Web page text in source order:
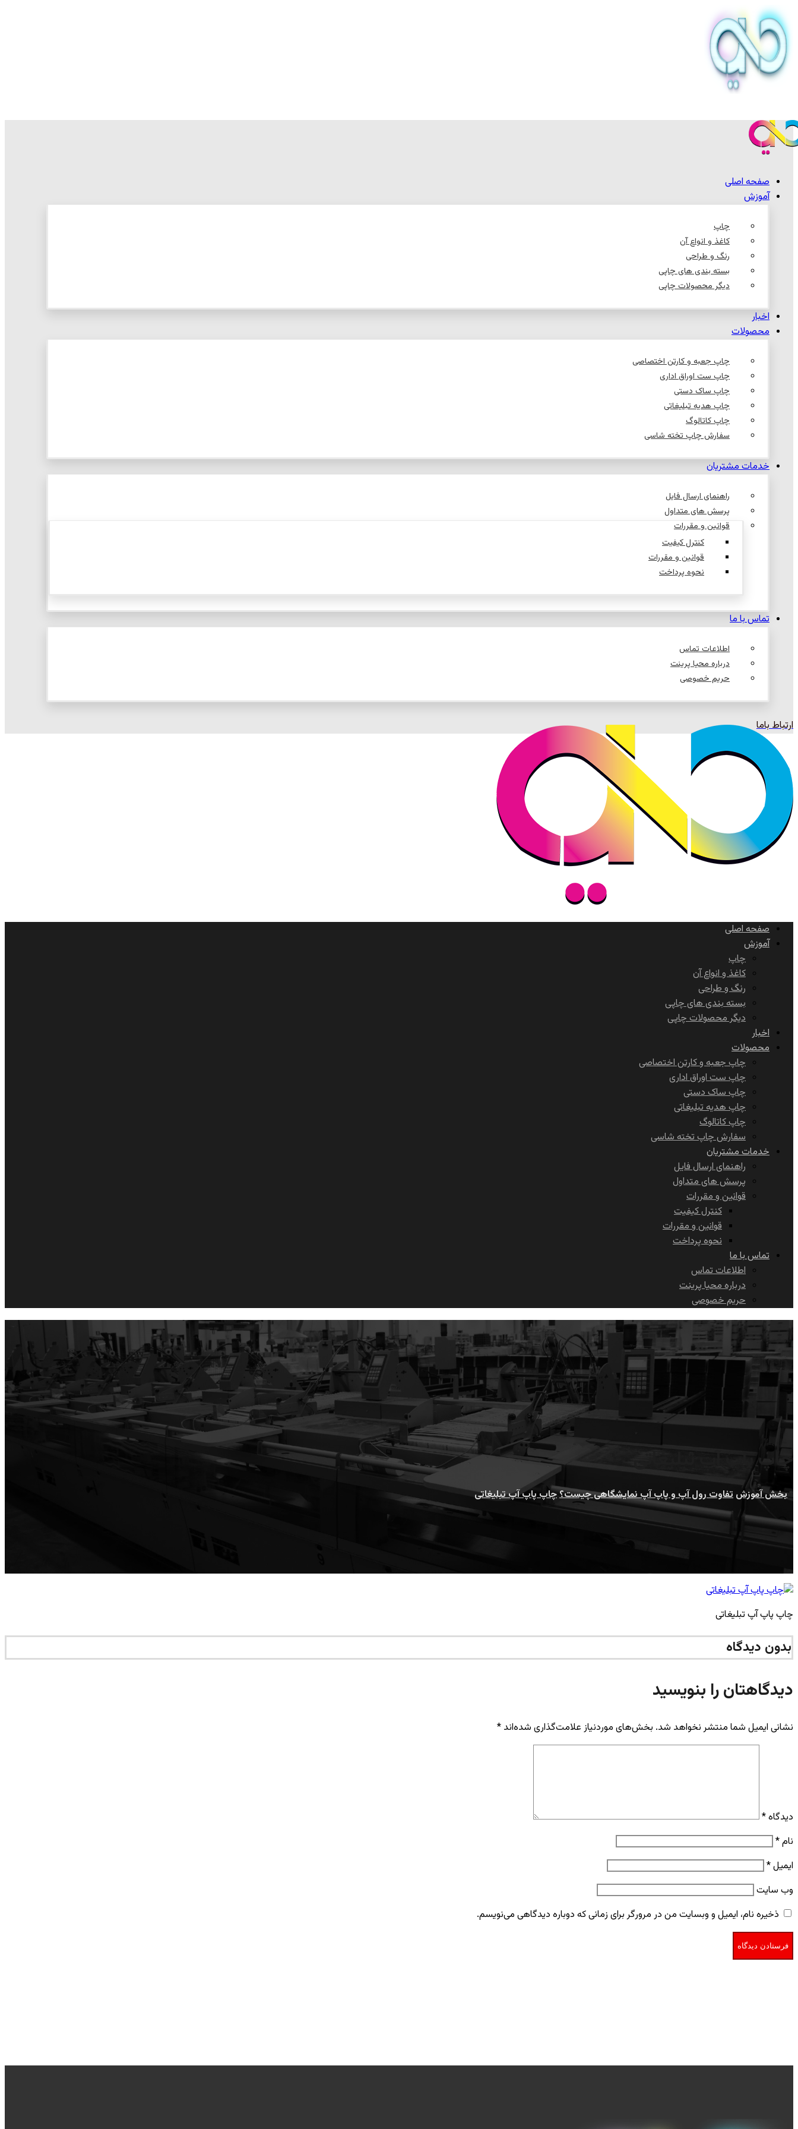
صفحه اصلی
آموزش
چاپ
کاغذ و انواع آن
رنگ و طراحی
بسته بندی های چاپی
دیگر محصولات چاپی
اخبار
محصولات
چاپ جعبه و کارتن اختصاصی
چاپ ست اوراق اداری
چاپ ساک دستی
چاپ هدیه تبلیغاتی
چاپ کاتالوگ
سفارش چاپ تخته شاسی
خدمات مشتریان
راهنمای ارسال فایل
پرسش های متداول
قوانین و مقررات
کنترل کیفیت
قوانین و مقررات
نحوه پرداخت
تماس با ما
اطلاعات تماس
درباره محیا پرینت
حریم خصوصی
ارتباط باما
صفحه اصلی
آموزش
چاپ
کاغذ و انواع آن
رنگ و طراحی
بسته بندی های چاپی
دیگر محصولات چاپی
اخبار
محصولات
چاپ جعبه و کارتن اختصاصی
چاپ ست اوراق اداری
چاپ ساک دستی
چاپ هدیه تبلیغاتی
چاپ کاتالوگ
سفارش چاپ تخته شاسی
خدمات مشتریان
راهنمای ارسال فایل
پرسش های متداول
قوانین و مقررات
کنترل کیفیت
قوانین و مقررات
نحوه پرداخت
تماس با ما
اطلاعات تماس
درباره محیا پرینت
حریم خصوصی
چاپ پاپ آپ تبلیغاتی
بخش آموزش تفاوت رول آپ و پاپ آپ نمایشگاهی چیست؟چاپ پاپ آپ تبلیغاتی
چاپ پاپ آپ تبلیغاتی
بدون دیدگاه
دیدگاهتان را بنویسید
نشانی ایمیل شما منتشر نخواهد شد. بخش‌های موردنیاز علامت‌گذاری شده‌اند *
دیدگاه*
نام*
ایمیل*
وب‌ سایت
ذخیره نام، ایمیل و وبسایت من در مرورگر برای زمانی که دوباره دیدگاهی می‌نویسم.